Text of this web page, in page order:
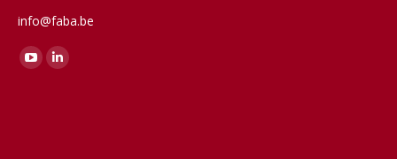
info@faba.be
Vind ons op:
YouTubeLinkedin